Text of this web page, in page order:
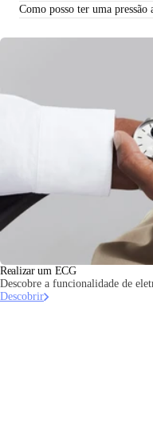
Como posso ter uma
Realizar um ECG
Descobre a funcionalidade de
Descobrir